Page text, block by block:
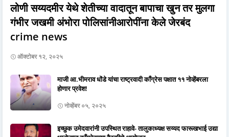
लोणी सय्यदमीर येथे शेतीच्या वादातून बापाचा खुन तर मुलगा
गंभीर जखमी अंभोरा पोलिसांनीआरोपींना केले जेरबंद
crime news
ऑक्टोबर १२, २०२५
माजी आ.भीमराव धोंडे यांचा राष्ट्रवादी काँग्रेस पक्षात ११ नोव्हेंबरला
होणार प्रवेश!
नोव्हेंबर ०५, २०२५
इच्छुक उमेदवारांनी उपस्थित राहावे- तालुकाध्यक्ष सय्यद फारूखभाई उद्या